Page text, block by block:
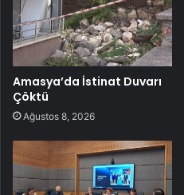
Amasya’da İstinat Duvarı
Çöktü
Ağustos 8, 2026